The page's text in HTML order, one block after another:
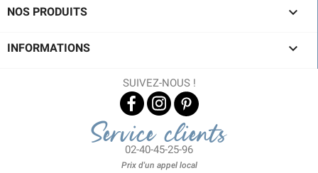
NOS PRODUITS 
INFORMATIONS 
SUIVEZ-NOUS !
Service clients
02-40-45-25-96
Prix d'un appel local